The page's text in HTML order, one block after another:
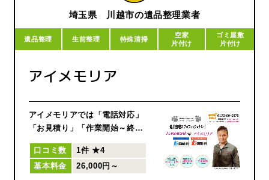
埼玉県 川越市の遺品整理業者
遺品整理 生前整理 特殊清掃
空家
片付け
ゴミ屋敷
片付け
アイメモリア
アイメモリアでは「電話対応」
「お見積り」「作業開始～終
了」までの一連の流れを、必ず
代表の並木がご対応させていた
だいています。
口コミ数 1件 ★4
基本料金
26,000円～